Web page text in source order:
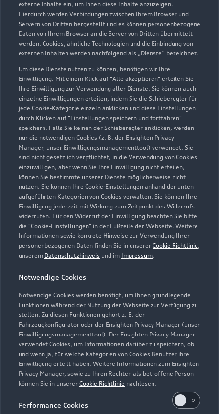
externe Inhalte ein, um Ihnen diese Inhalte anzuzeigen.
Hierdurch werden Verbindungen zwischen Ihrem Browser und
Servern von Dritten hergestellt und es können personenbezogene
Daten von Ihrem Browser an die Server von Dritten übermittelt
werden. Cookies, ähnliche Technologien und die Einbindung von
externen Inhalten werden nachfolgend als „Dienste“ bezeichnet.
Um diese Dienste nutzen zu können, benötigen wir Ihre
Einwilligung. Mit einem Klick auf "Alle akzeptieren" erteilen Sie
Ihre Einwilligung zur Verwendung aller Dienste. Sie können auch
einzelne Einwilligungen erteilen, indem Sie die Schieberegler für
jede Cookie-Kategorie einzeln anklicken und diese Einstellungen
durch Klicken auf "Einstellungen speichern und fortfahren"
speichern. Falls Sie keinen der Schieberegler anklicken, werden
nur die notwendigen Cookies (z. B. der Ensighten Privacy
Manager, unser Einwilligungsmanagementtool) verwendet. Sie
sind nicht gesetzlich verpflichtet, in die Verwendung von Cookies
einzuwilligen, aber wenn Sie Ihre Einwilligung nicht erteilen,
können Sie bestimmte unserer Dienste möglicherweise nicht
nutzen. Sie können Ihre Cookie-Einstellungen anhand der unten
aufgeführten Kategorien von Cookies verwalten. Sie können Ihre
Einwilligung jederzeit mit Wirkung zum Zeitpunkt des Widerrufs
widerrufen. Für den Widerruf der Einwilligung beachten Sie bitte
die "Cookie-Einstellungen" in der Fußzeile der Webseite. Weitere
Informationen sowie konkrete Hinweise zur Verwendung Ihrer
personenbezogenen Daten finden Sie in unserer Cookie Richtlinie,
unserem Datenschutzhinweis und im Impressum.
Notwendige Cookies
Notwendige Cookies werden benötigt, um Ihnen grundlegende
Funktionen während der Nutzung der Webseite zur Verfügung zu
stellen. Zu diesen Funktionen gehört z. B. der
Fahrzeugkonfigurator oder der Ensighten Privacy Manager (unser
Einwilligungsmanagementtool). Der Ensighten Privacy Manager
verwendet Cookies, um Informationen darüber zu speichern, ob
und wenn ja, für welche Kategorien von Cookies Benutzer ihre
Einwilligung erteilt haben. Weitere Informationen zum Ensighten
Privacy Manager, sowie zu Ihren Rechten als betroffene Person
können Sie in unserer Cookie Richtlinie nachlesen.
Performance Cookies
Berliner Straße 13
74613 Öhringen
07941 92520
audi-oeh@koch-autogruppe.de
Kontaktdaten herunterladen
Öffnungszeiten
Verkauf
Geschlossen,öffnet amMontag 08:30
Service
Geschlossen,öffnet amMontag 07:30
Geschlossen,öffnet am Montag 07:30